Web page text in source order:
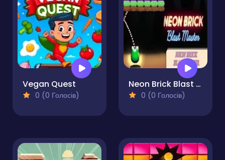
Vegan Quest
0 (0 Голосів)
Neon Brick Blast Master
0 (0 Голосів)